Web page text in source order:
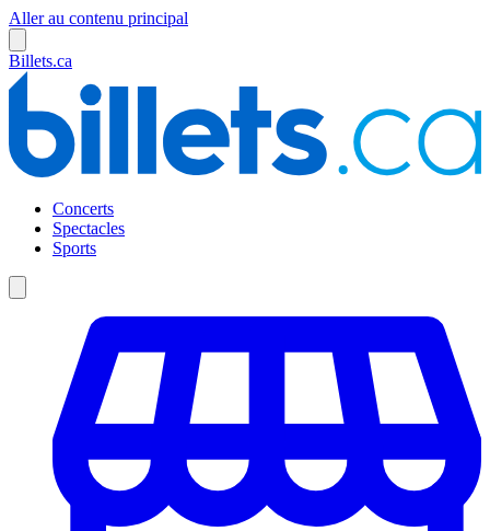
Aller au contenu principal
Billets.ca
Concerts
Spectacles
Sports